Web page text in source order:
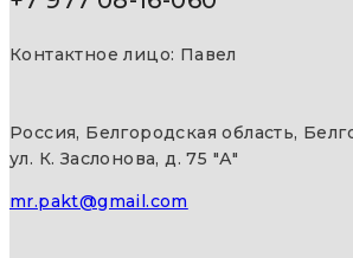
Контактное лицо: Павел
Россия, Белгородская область,
ул. К. Заслонова, д. 75 "А"
mr.pakt@gmail.com